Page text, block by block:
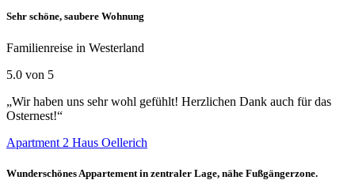
Sehr schöne, saubere Wohnung
Familienreise in Westerland
5.0 von 5
„Wir haben uns sehr wohl gefühlt! Herzlichen Dank auch für das
Osternest!“
Apartment 2 Haus Oellerich
Wunderschönes Appartement in zentraler Lage, nähe Fußgängerzone.